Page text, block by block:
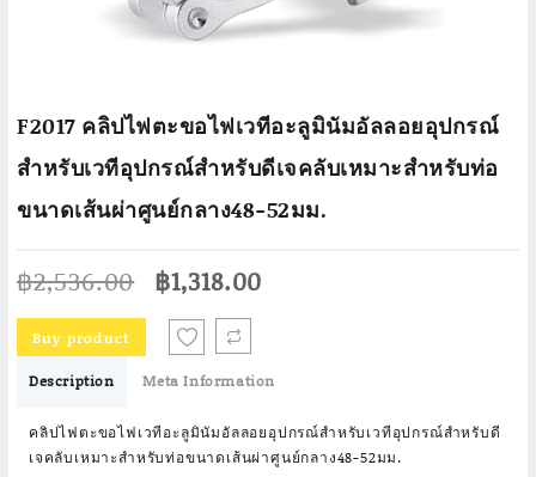
F2017 คลิปไฟตะขอไฟเวทีอะลูมินัมอัลลอยอุปกรณ์
สำหรับเวทีอุปกรณ์สำหรับดีเจคลับเหมาะสำหรับท่อ
ขนาดเส้นผ่าศูนย์กลาง48-52มม.
฿2,536.00 Original
price
was:
฿2,536.00.
฿1,318.00
Buy product
Description Meta Information
คลิปไฟตะขอไฟเวทีอะลูมินัมอัลลอยอุปกรณ์สำหรับเวทีอุปกรณ์สำหรับดี
เจคลับเหมาะสำหรับท่อขนาดเส้นผ่าศูนย์กลาง48-52มม.